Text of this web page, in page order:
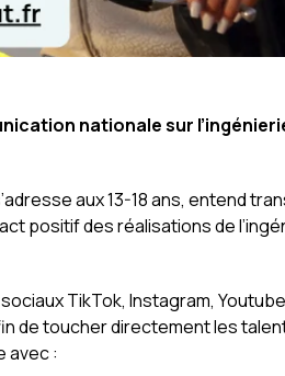
nationale sur
aux 13-18 ans, entend
positif des réalisations de
TikTok, Instagram,
de toucher directement les
avec :